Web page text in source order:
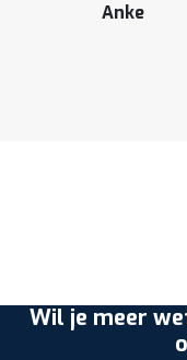
Anke
Wil je meer